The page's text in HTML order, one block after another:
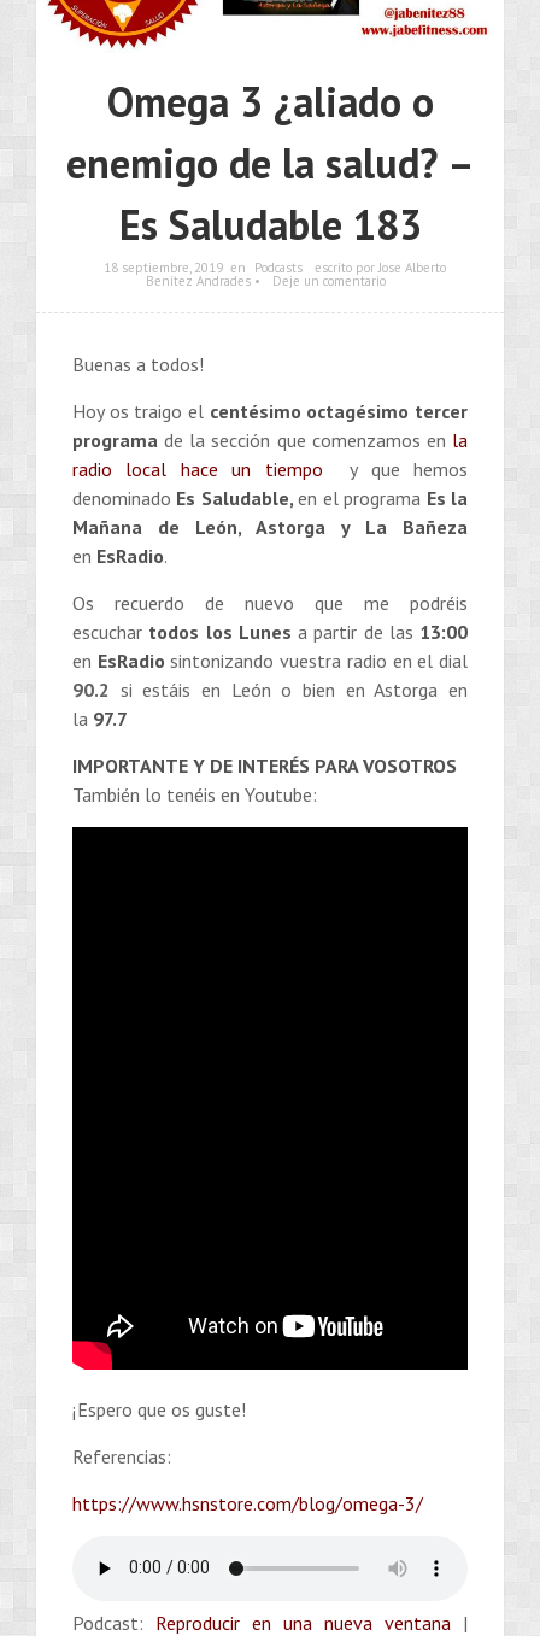
Omega 3 ¿aliado o
enemigo de la salud? –
Es Saludable 183
18 septiembre, 2019 en Podcasts escrito por Jose Alberto
Benítez Andrades • Deje un comentario
Buenas a todos!
Hoy os traigo el centésimo octagésimo tercer
programade la sección que comenzamos en la
radio local hace un tiempo
y que hemos
denominado Es Saludable,en el programa Es la
Mañana de León, Astorga y La Bañeza
en EsRadio.
Os recuerdo de nuevo que me podréis
escuchar todos los Lunes a partir de las 13:00
en EsRadio sintonizando vuestra radio en el dial
90.2 si estáis en León o bien en Astorga en
la 97.7
IMPORTANTE Y DE INTERÉS PARA VOSOTROS
También lo tenéis en Youtube:
¡Espero que os guste!
Referencias:
https://www.hsnstore.com/blog/omega-3/
Podcast: Reproducir en una nueva ventana |